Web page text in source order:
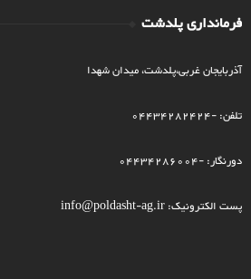
فرمانداری پلدشت
آذربایجان غربی،پلدشت، میدان شهدا
تلفن: -04434282424
دورنگار: -04434286004
پست الکترونیک: info@poldasht-ag.ir